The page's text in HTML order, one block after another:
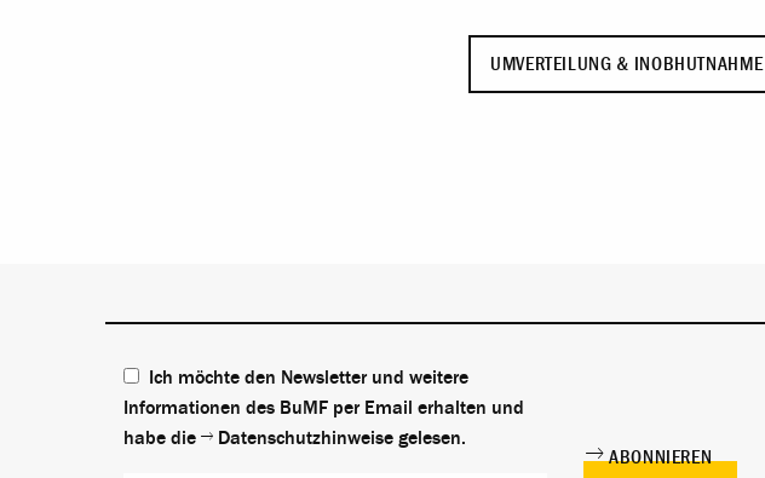
UMVERTEILUNG & INOBHUTNAHME
Ich möchte den Newsletter und weitere
Informationen des BuMF per Email erhalten und
habe die
Datenschutzhinweise gelesen.